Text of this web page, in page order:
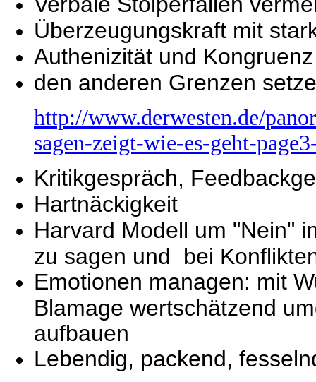
Überzeugungskraft mit
Authenizität und
den anderen Grenzen
http://www.derwesten.de/
sagen-zeigt-wie-es-geht-
Kritikgespräch,
Hartnäckigkeit
Harvard Modell um "Nein"
zu sagen und bei
Emotionen managen: mit
Blamage wertschätzend
aufbauen
Lebendig, packend,